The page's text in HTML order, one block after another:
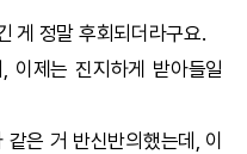
게 정말 후회되더라구요.
이제는 진지하게 받아들일
은 거 반신반의했는데, 이